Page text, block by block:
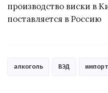
производство виски в
поставляется в Россию
алкоголь ВЭД импорт